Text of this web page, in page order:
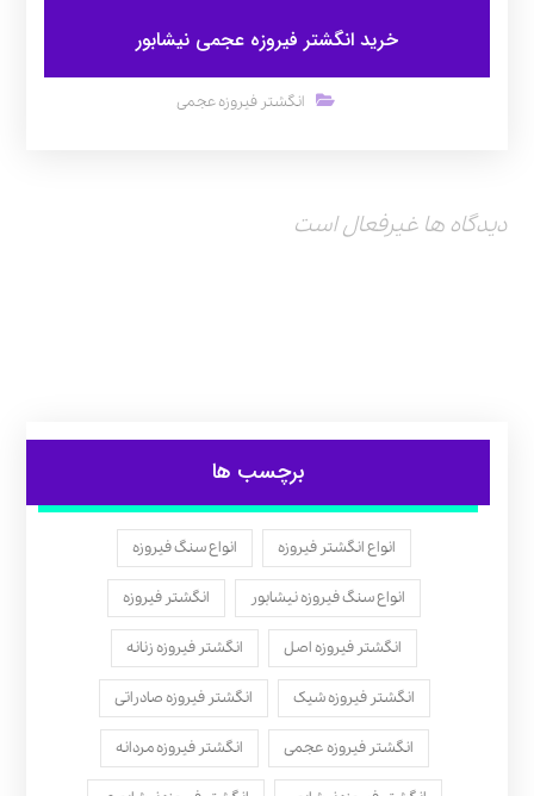
خرید انگشتر فیروزه عجمی نیشابور
انگشتر فیروزه عجمی
دیدگاه ها غیرفعال است
برچسب ها
انواع انگشتر فیروزه انواع سنگ فیروزه
انواع سنگ فیروزه نیشابور انگشتر فیروزه
انگشتر فیروزه اصل انگشتر فیروزه زنانه
انگشتر فیروزه شیک انگشتر فیروزه صادراتی
انگشتر فیروزه عجمی انگشتر فیروزه مردانه